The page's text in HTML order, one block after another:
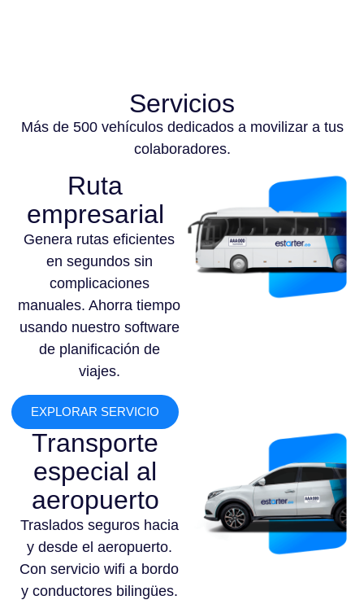
Servicios
Más de 500 vehículos dedicados a movilizar a tus
colaboradores.
Ruta
empresarial
Genera rutas eficientes
en segundos sin
complicaciones
manuales. Ahorra tiempo
usando nuestro software
de planificación de
viajes.
EXPLORAR SERVICIO
Transporte
especial al
aeropuerto
Traslados seguros hacia
y desde el aeropuerto.
Con servicio wifi a bordo
y conductores bilingües.